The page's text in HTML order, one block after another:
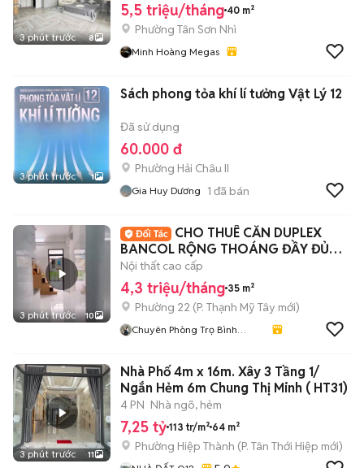
3 phút trước 8
5,5 triệu/tháng 40 m²
Phường Tân Sơn Nhì
Minh Hoàng Megas
3 phút trước 1
Sách phong tỏa khí lí tưởng Vật Lý 12
Đã sử dụng
60.000 đ
Phường Hải Châu II
Gia Huy Dương 1 đã bán
3 phút trước 10
CHO THUÊ CĂN DUPLEX
BANCOL RỘNG THOÁNG ĐẦY ĐỦ
TIỆN NGHI
Nội thất cao cấp
4,3 triệu/tháng 35 m²
Phường 22 (P. Thạnh Mỹ Tây mới)
Chuyên Phòng Trọ Bình
3 phút trước 11
Nhà Phố 4m x 16m. Xây 3 Tầng 1/
Ngắn Hẻm 6m Chung Thị Minh ( HT31)
4 PN Nhà ngõ, hẻm
7,25 tỷ 113 tr/m² 64 m²
Phường Hiệp Thành (P. Tân Thới Hiệp mới)